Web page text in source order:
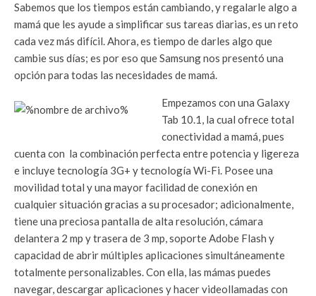
Sabemos que los tiempos están cambiando, y regalarle algo a
mamá que les ayude a simplificar sus tareas diarias, es un reto
cada vez más difícil. Ahora, es tiempo de darles algo que
cambie sus días; es por eso que Samsung nos presentó una
opción para todas las necesidades de mamá.
Empezamos con una Galaxy
Tab 10.1, la cual ofrece total
conectividad a mamá, pues
cuenta con la combinación perfecta entre potencia y ligereza
e incluye tecnología 3G+ y tecnología Wi-Fi. Posee una
movilidad total y una mayor facilidad de conexión en
cualquier situación gracias a su procesador; adicionalmente,
tiene una preciosa pantalla de alta resolución, cámara
delantera 2 mp y trasera de 3 mp, soporte Adobe Flash y
capacidad de abrir múltiples aplicaciones simultáneamente
totalmente personalizables. Con ella, las mámas puedes
navegar, descargar aplicaciones y hacer videollamadas con